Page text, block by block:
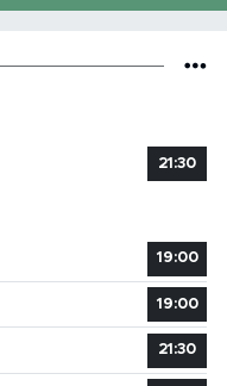
21:30
19:00
19:00
21:30